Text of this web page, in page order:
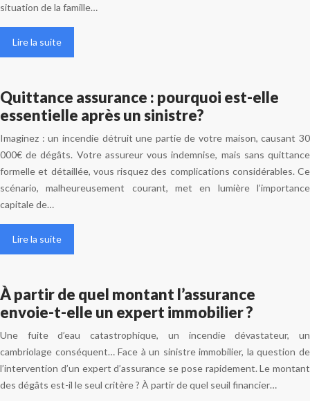
situation de la famille…
Lire la suite
Quittance assurance : pourquoi est-elle
essentielle après un sinistre?
Imaginez : un incendie détruit une partie de votre maison, causant 30
000€ de dégâts. Votre assureur vous indemnise, mais sans quittance
formelle et détaillée, vous risquez des complications considérables. Ce
scénario, malheureusement courant, met en lumière l’importance
capitale de…
Lire la suite
À partir de quel montant l’assurance
envoie-t-elle un expert immobilier ?
Une fuite d’eau catastrophique, un incendie dévastateur, un
cambriolage conséquent… Face à un sinistre immobilier, la question de
l’intervention d’un expert d’assurance se pose rapidement. Le montant
des dégâts est-il le seul critère ? À partir de quel seuil financier…